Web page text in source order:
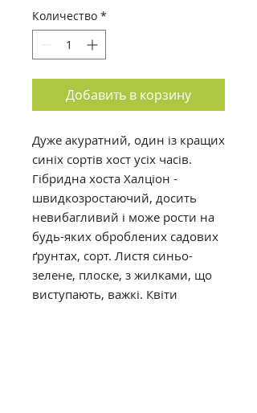
Количество *
Добавить в корзину
Дуже акуратний, один із кращих
синіх сортів хост усіх часів.
Гібридна хоста Халціон -
швидкозростаючий, досить
невибагливий і може рости на
будь-яких оброблених садових
ґрунтах, сорт. Листя синьо-
зелене, плоске, з жилками, що
виступають, важкі. Квіти